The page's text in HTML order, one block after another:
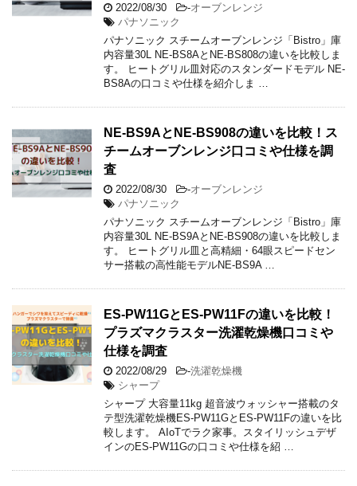
2022/08/30 -オーブンレンジ
パナソニック
パナソニック スチームオーブンレンジ「Bistro」庫
内容量30L NE-BS8AとNE-BS808の違いを比較しま
す。 ヒートグリル皿対応のスタンダードモデル NE-
BS8Aの口コミや仕様を紹介しま …
NE-BS9AとNE-BS908の違いを比較！ス
チームオーブンレンジ口コミや仕様を調
査
2022/08/30 -オーブンレンジ
パナソニック
パナソニック スチームオーブンレンジ「Bistro」庫
内容量30L NE-BS9AとNE-BS908の違いを比較しま
す。 ヒートグリル皿と高精細・64眼スピードセン
サー搭載の高性能モデルNE-BS9A …
ES-PW11GとES-PW11Fの違いを比較！
プラズマクラスター洗濯乾燥機口コミや
仕様を調査
2022/08/29 -洗濯乾燥機
シャープ
シャープ 大容量11kg 超音波ウォッシャー搭載のタ
テ型洗濯乾燥機ES-PW11GとES-PW11Fの違いを比
較します。 AIoTでラク家事。スタイリッシュデザ
インのES-PW11Gの口コミや仕様を紹 …